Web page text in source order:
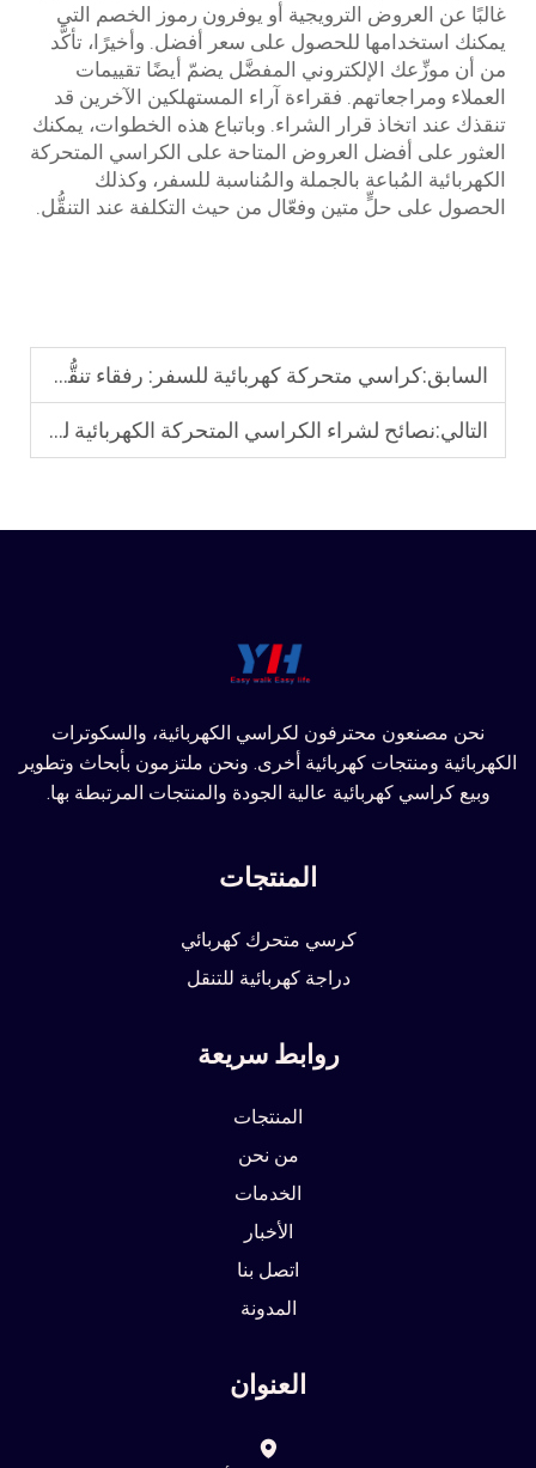
غالبًا عن العروض الترويجية أو يوفرون رموز الخصم التي
يمكنك استخدامها للحصول على سعر أفضل. وأخيرًا، تأكَّد
من أن موزِّعك الإلكتروني المفضَّل يضمّ أيضًا تقييمات
العملاء ومراجعاتهم. فقراءة آراء المستهلكين الآخرين قد
تنقذك عند اتخاذ قرار الشراء. وباتباع هذه الخطوات، يمكنك
العثور على أفضل العروض المتاحة على الكراسي المتحركة
الكهربائية المُباعة بالجملة والمُناسبة للسفر، وكذلك
الحصول على حلٍّ متين وفعّال من حيث التكلفة عند التنقُّل.
السابق:كراسي متحركة كهربائية للسفر: رفقاء تنقُّل أساسيون للسفر جوًّا وبرًّا
التالي:نصائح لشراء الكراسي المتحركة الكهربائية للسفر: خفيفة الوزن، قابلة للطي، وسهلة النقل
نحن مصنعون محترفون لكراسي الكهربائية، والسكوترات
الكهربائية ومنتجات كهربائية أخرى. ونحن ملتزمون بأبحاث وتطوير
وبيع كراسي كهربائية عالية الجودة والمنتجات المرتبطة بها.
المنتجات
كرسي متحرك كهربائي
دراجة كهربائية للتنقل
روابط سريعة
المنتجات
من نحن
الخدمات
الأخبار
اتصل بنا
المدونة
العنوان